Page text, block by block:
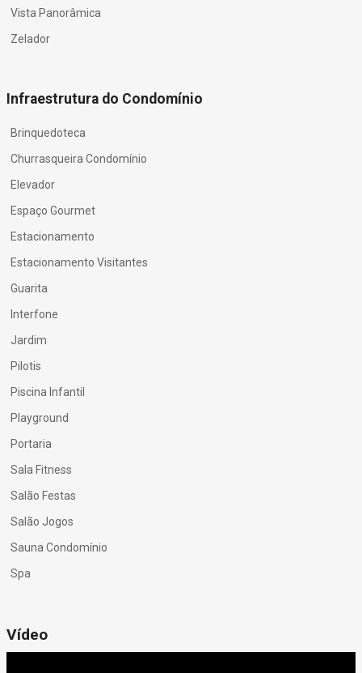
Vista Panorâmica
Zelador
Infraestrutura do Condomínio
Brinquedoteca
Churrasqueira Condomínio
Elevador
Espaço Gourmet
Estacionamento
Estacionamento Visitantes
Guarita
Interfone
Jardim
Pilotis
Piscina Infantil
Playground
Portaria
Sala Fitness
Salão Festas
Salão Jogos
Sauna Condomínio
Spa
Vídeo